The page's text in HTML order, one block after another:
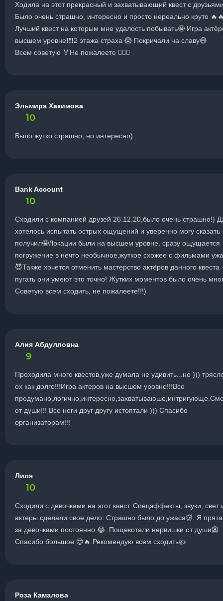
Ходила на этот прекрасный и захватывающий квест с
Было очень страшно, интересно и просто нереально круто
Лучший квест на которым мне удалость побывать🤩 Игра
высшем уровне❗❗❗2 этажа страха 😱 Покричали на славу😅
Всем советую 🏅Не пожалеете 🧚🏼‍♀️
Эльмира Хакимова
10
Было жутко страшно, но интересно)
Bank Account
10
Сходили с компанией друзей 26.12.20,было очень страшно!)
хотелось испытать острых ощущений и уверенно могу сказать
получил🤩Локации были на высшем уровне, сразу ощущается
погружение в нечто необычное,жуткое схожее с фильмами
😈Также хочется отменить мастерство актёров данного квеста
пугать они умеют это точно! Жутких моментов было очень
Советую всем сходить, не пожалеете!!!)
Алия Абдулловна
9
Проходила много квестов,уже думала не удивить...но )))
ох как долго!!!Игра актеров на высшем уровне!!!Все
от души!!! Все ноги друг другу истоптали ))) Спасибо
организаторам!!!
Лиля
10
Сходили с девочками на этот квест. Спецэффекты, звуки, свет
актеры сделали свое дело. Страшно было до ужаса👹. Я
за девочками постоянно 😂. Пощекотали нервишки от души👺.
Спасибо большое 😌🔥 Рекомендую всем сходить👍
Роза Камалова